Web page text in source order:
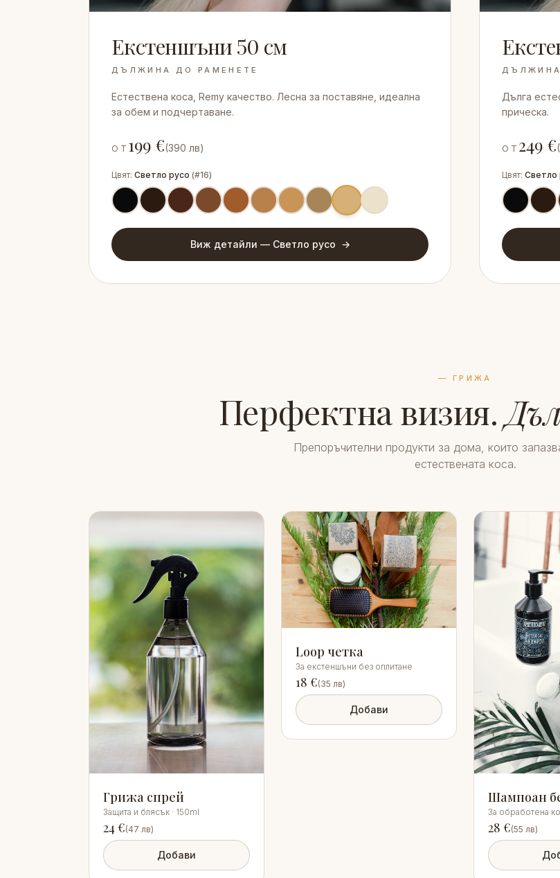
Екстеншъни 50 см
ДЪЛЖИНА ДО РАМЕНЕТЕ
Естествена коса, Remy качество. Лесна за поставяне, идеална
за обем и подчертаване.
ОТ 199 €(390 лв)
Цвят: Светло русо (#16)
Виж детайли — Светло русо →
Дълга
прическа.
ОТ 249 €(
Цвят: Светло
— ГРИЖА
Перфектна визия.
Препоръчителни продукти за дома, които
естествената коса.
Грижа спрей
Защита и блясък · 150ml
24 €(47 лв)
Добави
Loop четка
За екстеншъни без оплитане
18 €(35 лв)
Добави
Шампоан
За обработена
28 €(55 лв)